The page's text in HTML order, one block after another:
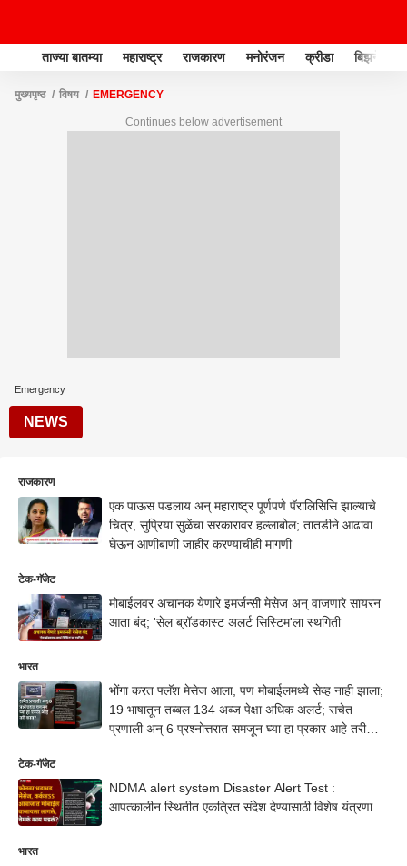
ताज्या बातम्या महाराष्ट्र राजकारण मनोरंजन क्रीडा बिझनेस
मुख्यपृष्ठ विषय EMERGENCY
Continues below advertisement
Emergency
NEWS
राजकारण
एक पाऊस पडलाय अन् महाराष्ट्र पूर्णपणे पॅरालिसिसि झाल्याचे
चित्र, सुप्रिया सुळेंचा सरकारावर हल्लाबोल; तातडीने आढावा
घेऊन आणीबाणी जाहीर करण्याचीही मागणी
टेक-गॅजेट
मोबाईलवर अचानक येणारे इमर्जन्सी मेसेज अन् वाजणारे सायरन
आता बंद; 'सेल ब्रॉडकास्ट अलर्ट सिस्टिम'ला स्थगिती
भारत
भोंगा करत फ्लॅश मेसेज आला, पण मोबाईलमध्ये सेव्ह नाही झाला;
19 भाषातून तब्बल 134 अब्ज पेक्षा अधिक अलर्ट; सचेत
प्रणाली अन् 6 प्रश्नोत्तरात समजून घ्या हा प्रकार आहे तरी
टेक-गॅजेट
NDMA alert system Disaster Alert Test :
आपत्कालीन स्थितीत एकत्रित संदेश देण्यासाठी विशेष यंत्रणा
भारत